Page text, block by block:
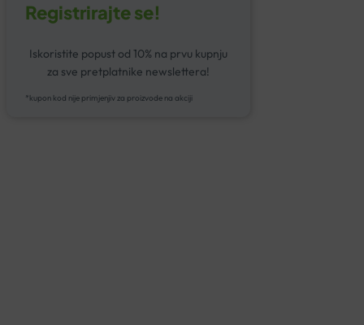
Registrirajte se!
Iskoristite popust od 10% na prvu kupnju
za sve pretplatnike newslettera!
*kupon kod nije primjenjiv za proizvode na akciji